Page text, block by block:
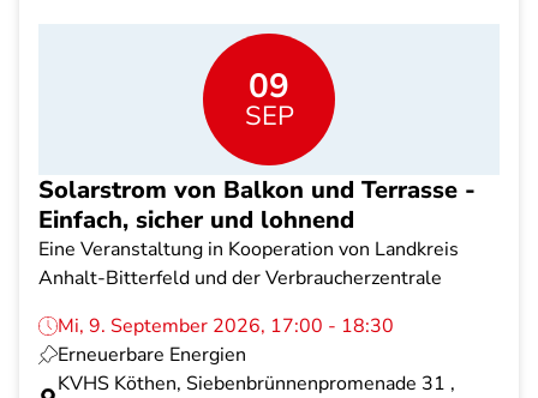
09
SEP
Solarstrom von Balkon und Terrasse -
Einfach, sicher und lohnend
Eine Veranstaltung in Kooperation von Landkreis
Anhalt-Bitterfeld und der Verbraucherzentrale
Mi, 9. September 2026, 17:00 - 18:30
Erneuerbare Energien
KVHS Köthen, Siebenbrünnenpromenade 31 ,